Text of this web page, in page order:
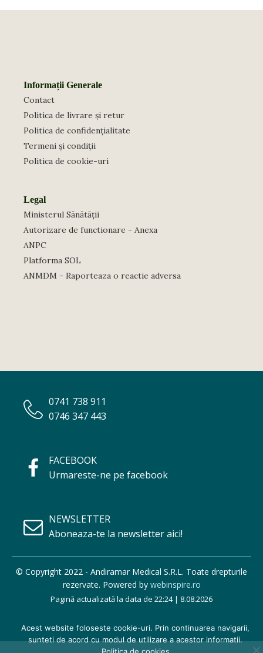
Informații Generale
Contact
Politica de livrare și retur
Politica de confidențialitate
Termeni și condiții
Politica de cookie-uri
Legal
Ministerul Sănătății
Autorizare de functionare - Anexa
ANPC
Platforma SOL
ANMDM - Raporteaza o reactie adversa
0741 738 911
0746 347 443
FACEBOOK
Urmareste-ne pe facebook
NEWSLETTER
Aboneaza-te la newsletter aici!
© Copyright 2022 - Andiramar Medical S.R.L. Toate drepturile
rezervate. Powered by webinspire.ro
Pagină actualizată la data de 22:24 | 8.08.2026
Acest website foloseste cookie-uri. Prin continuarea navigarii,
sunteti de acord cu modul de utilizare a acestor informatii.